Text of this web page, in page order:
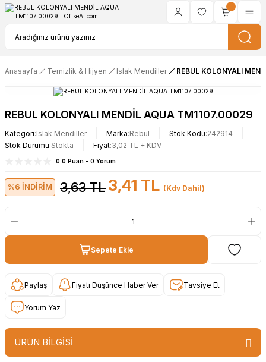
Anasayfa Temizlik & Hijyen Islak Mendiller REBUL KOLONYALI
REBUL KOLONYALI MENDİL AQUA TM1107.00029
Kategori Islak Mendiller Marka Rebul Stok Kodu 242914
Stok Durumu Stokta Fiyat 3,02 TL + KDV
0.0 Puan - 0 Yorum
%6 İNDİRİM 3,63 TL3,41 TL (Kdv Dahil)
Sepete Ekle
Paylaş Fiyatı Düşünce Haber Ver Tavsiye Et
Yorum Yaz
ÜRÜN BİLGİSİ